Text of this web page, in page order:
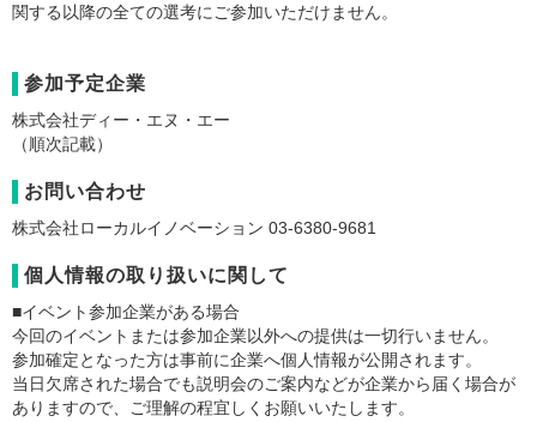
関する以降の全ての選考にご参加いただけません。
参加予定企業
株式会社ディー・エヌ・エー
（順次記載）
お問い合わせ
株式会社ローカルイノベーション 03-6380-9681
個人情報の取り扱いに関して
■イベント参加企業がある場合
今回のイベントまたは参加企業以外への提供は一切行いません。
参加確定となった方は事前に企業へ個人情報が公開されます。
当日欠席された場合でも説明会のご案内などが企業から届く場合が
ありますので、ご理解の程宜しくお願いいたします。